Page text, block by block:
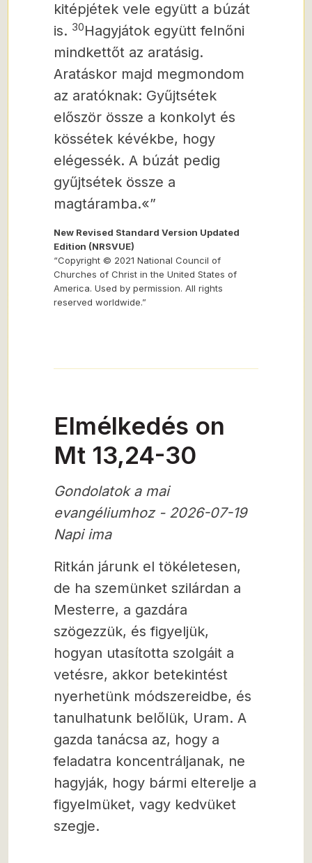
kitépjétek vele együtt a búzát
is. 30Hagyjátok együtt felnőni
mindkettőt az aratásig.
Aratáskor majd megmondom
az aratóknak: Gyűjtsétek
először össze a konkolyt és
kössétek kévékbe, hogy
elégessék. A búzát pedig
gyűjtsétek össze a
magtáramba.«”
New Revised Standard Version Updated
Edition (NRSVUE)
“Copyright © 2021 National Council of
Churches of Christ in the United States of
America. Used by permission. All rights
reserved worldwide.”
Elmélkedés on
Mt 13,24-30
Gondolatok a mai
evangéliumhoz - 2026-07-19
Napi ima
Ritkán járunk el tökéletesen,
de ha szemünket szilárdan a
Mesterre, a gazdára
szögezzük, és figyeljük,
hogyan utasította szolgáit a
vetésre, akkor betekintést
nyerhetünk módszereidbe, és
tanulhatunk belőlük, Uram. A
gazda tanácsa az, hogy a
feladatra koncentráljanak, ne
hagyják, hogy bármi elterelje a
figyelmüket, vagy kedvüket
szegje.